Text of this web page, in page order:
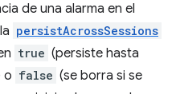
de una alarma en el
persistAcrossSessions
true (persiste hasta
o false (se borra si se